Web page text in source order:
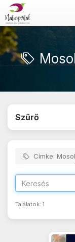
Szűrő
Címke:
Találatok: 1